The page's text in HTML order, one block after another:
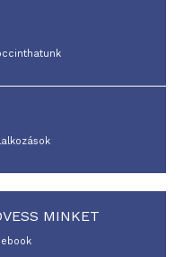
MINKET